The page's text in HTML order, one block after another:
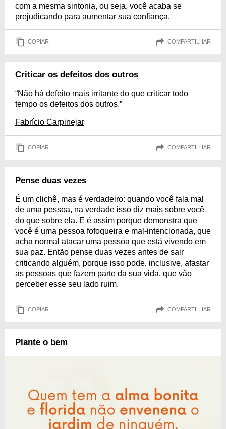
com a mesma sintonia, ou seja, você acaba se
prejudicando para aumentar sua confiança.
COPIAR COMPARTILHAR
Criticar os defeitos dos outros
“Não há defeito mais irritante do que criticar todo
tempo os defeitos dos outros.”
Fabrício Carpinejar
COPIAR COMPARTILHAR
Pense duas vezes
É um clichê, mas é verdadeiro: quando você fala mal
de uma pessoa, na verdade isso diz mais sobre você
do que sobre ela. E é assim porque demonstra que
você é uma pessoa fofoqueira e mal-intencionada, que
acha normal atacar uma pessoa que está vivendo em
sua paz. Então pense duas vezes antes de sair
criticando alguém, porque isso pode, inclusive, afastar
as pessoas que fazem parte da sua vida, que vão
perceber esse seu lado ruim.
COPIAR COMPARTILHAR
Plante o bem